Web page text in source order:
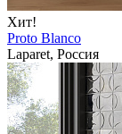
Хит!
Proto Blanco
Laparet, Россия